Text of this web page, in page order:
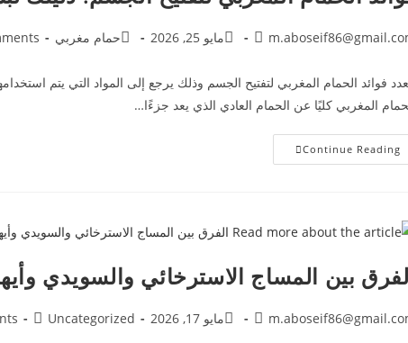
مايو 25, 2026 حمام مغربي
فوائد الحمام المغربي لتفتيح الجسم وذلك يرجع إلى المواد التي يتم
المغربي كليًا عن الحمام العادي الذي يعد جزءًا…
Continue Reading
بين المساج الاسترخائي والسويدي
مايو 17, 2026 Uncategorized